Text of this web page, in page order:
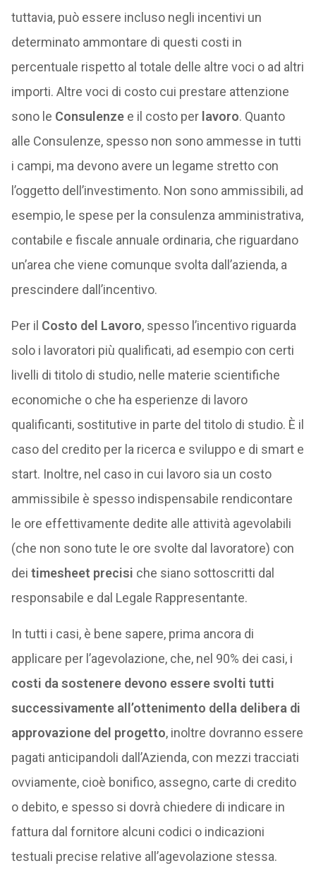
tuttavia, può essere incluso negli incentivi un
determinato ammontare di questi costi in
percentuale rispetto al totale delle altre voci o ad altri
importi. Altre voci di costo cui prestare attenzione
sono le Consulenzee il costo per lavoro. Quanto
alle Consulenze, spesso non sono ammesse in tutti
i campi, ma devono avere un legame stretto con
l’oggetto dell’investimento. Non sono ammissibili, ad
esempio, le spese per la consulenza amministrativa,
contabile e fiscale annuale ordinaria, che riguardano
un’area che viene comunque svolta dall’azienda, a
prescindere dall’incentivo.
Per il Costo del Lavoro, spesso l’incentivo riguarda
solo i lavoratori più qualificati, ad esempio con certi
livelli di titolo di studio, nelle materie scientifiche
economiche o che ha esperienze di lavoro
qualificanti, sostitutive in parte del titolo di studio. È il
caso del credito per la ricerca e sviluppo e di smart e
start. Inoltre, nel caso in cui lavoro sia un costo
ammissibile è spesso indispensabile rendicontare
le ore effettivamente dedite alle attività agevolabili
(che non sono tute le ore svolte dal lavoratore) con
dei timesheet precisi che siano sottoscritti dal
responsabile e dal Legale Rappresentante.
In tutti i casi, è bene sapere, prima ancora di
applicare per l’agevolazione, che, nel 90% dei casi, i
costi da sostenere devono essere svolti tutti
successivamente all’ottenimento della delibera di
approvazione del progetto, inoltre dovranno essere
pagati anticipandoli dall’Azienda, con mezzi tracciati
ovviamente, cioè bonifico, assegno, carte di credito
o debito, e spesso si dovrà chiedere di indicare in
fattura dal fornitore alcuni codici o indicazioni
testuali precise relative all’agevolazione stessa.